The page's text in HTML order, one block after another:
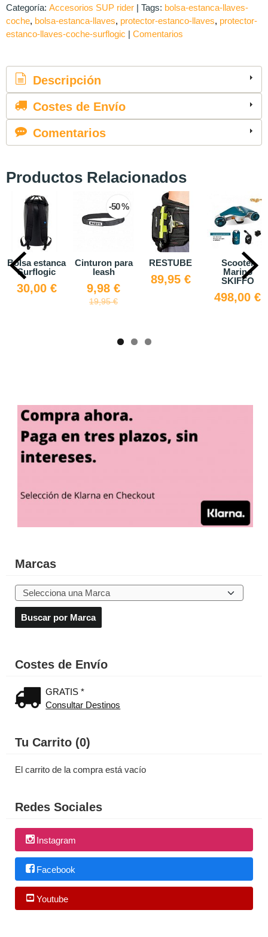
Marcas
Costes de Envío
GRATIS *
Consultar Destinos
Tu Carrito (0)
El carrito de la compra está vacío
Redes Sociales
Instagram
Facebook
Youtube
Categoría: Accesorios SUP rider | Tags: bolsa-estanca-llaves-
coche bolsa-estanca-llaves protector-estanco-llaves protector-
estanco-llaves-coche-surflogic | Comentarios
Descripción
Costes de Envío
Comentarios
Productos Relacionados
Bolsa estanca
Surflogic
30,00 €
-50 %
Cinturon para
leash
9,98 €
19,95 €
RESTUBE
89,95 €
Scooter
Marino
SKIFFO
498,00 €